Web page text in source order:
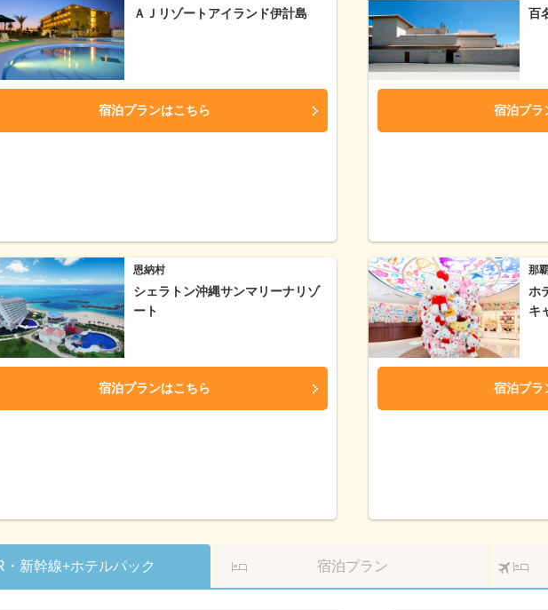
ＡＪリゾートアイランド伊計島
宿泊プランはこちら
百
宿泊プラ
恩納村
シェラトン沖縄サンマリーナリゾ
ート
宿泊プランはこちら
那
ホ
キ
宿泊プラ
・新幹線+ホテルパック 宿泊プラン